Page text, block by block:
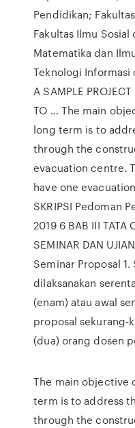
Pendidikan;
Fakultas Ilmu
Matematika dan
Teknologi Informasi
A SAMPLE
TO … The main
long term is to
through the
evacuation centre.
have one
SKRIPSI Pedoman
2019 6 BAB III TATA
SEMINAR DAN
Seminar Proposal
dilaksanakan
(enam) atau awal
proposal sekurang-
(dua) orang dosen
The main objective
term is to address
through the